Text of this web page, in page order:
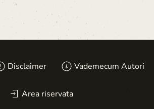
Disclaimer Vademecum Autori
Area riservata